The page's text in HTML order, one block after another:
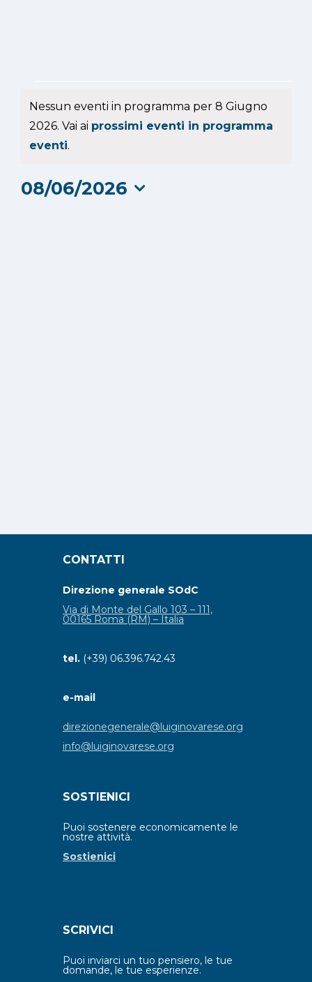
Eventi
for
Giugno
Nessun eventi in programma per 8 Giugno
2026. Vai ai prossimi eventi in programma
eventi.
08/06/2026
CONTATTI
Direzione generale SOdC
Via di Monte del Gallo 103 – 111,
00165 Roma (RM) – Italia
tel. (+39) 06.396.742.43
e-mail
direzionegenerale@luiginovarese.org
info@luiginovarese.org
SOSTIENICI
Puoi sostenere economicamente le
nostre attività.
Sostienici
SCRIVICI
Puoi inviarci un tuo pensiero, le tue
domande, le tue esperienze.